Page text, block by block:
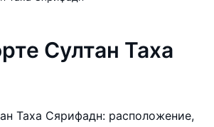
Султан Таха
Таха Сярифадн: расположение,